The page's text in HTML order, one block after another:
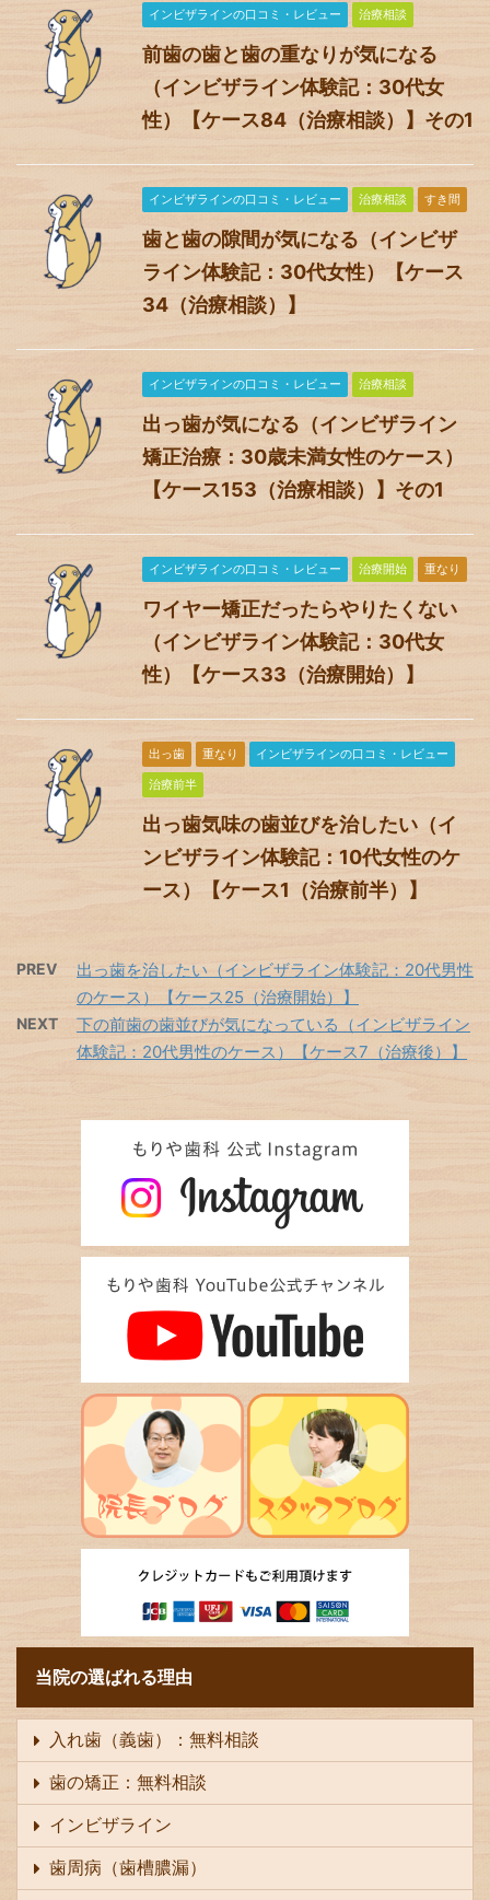
インビザラインの口コミ・レビュー 治療相談
前歯の歯と歯の重なりが気になる
（インビザライン体験記：30代女
性）【ケース84（治療相談）】その1
インビザラインの口コミ・レビュー 治療相談 すき間
歯と歯の隙間が気になる（インビザ
ライン体験記：30代女性）【ケース
34（治療相談）】
インビザラインの口コミ・レビュー 治療相談
出っ歯が気になる（インビザライン
矯正治療：30歳未満女性のケース）
【ケース153（治療相談）】その1
インビザラインの口コミ・レビュー 治療開始 重なり
ワイヤー矯正だったらやりたくない
（インビザライン体験記：30代女
性）【ケース33（治療開始）】
出っ歯 重なり
インビザラインの口コミ・レビュー
治療前半
出っ歯気味の歯並びを治したい（イ
ンビザライン体験記：10代女性のケ
ース）【ケース1（治療前半）】
PREV
出っ歯を治したい（インビザライン体験記：20代男性
のケース）【ケース25（治療開始）】
NEXT
下の前歯の歯並びが気になっている（インビザライン
体験記：20代男性のケース）【ケース7（治療後）】
当院の選ばれる理由
入れ歯（義歯）：無料相談
歯の矯正：無料相談
インビザライン
歯周病（歯槽膿漏）